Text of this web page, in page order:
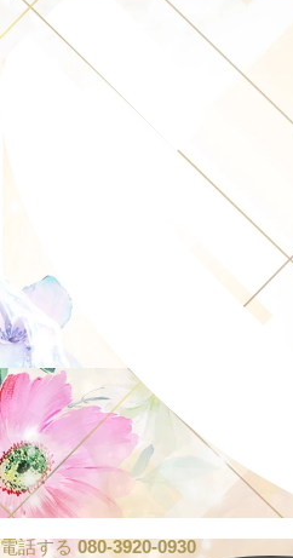
電話する 080-3920-0930